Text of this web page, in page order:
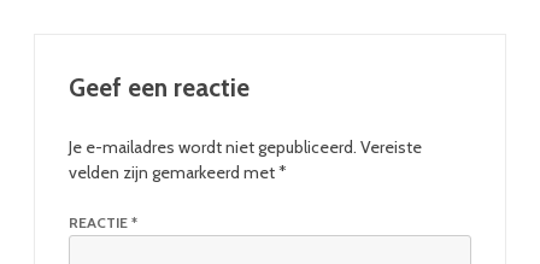
Geef een reactie
Je e-mailadres wordt niet gepubliceerd. Vereiste
velden zijn gemarkeerd met*
REACTIE *